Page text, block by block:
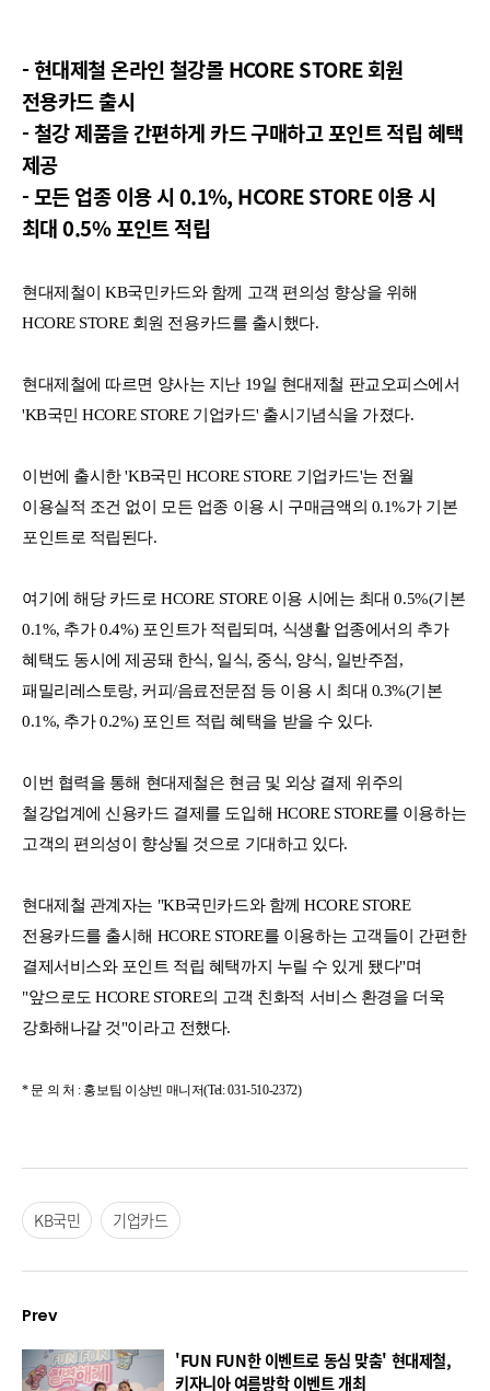
KB국민 기업카드
Prev
'FUN FUN한 이벤트로 동심 맞춤' 현대제철,
키자니아 여름방학 이벤트 개최
- 현대제철 온라인 철강몰 HCORE STORE 회원
전용카드 출시
- 철강 제품을 간편하게 카드 구매하고 포인트 적립 혜택
제공
- 모든 업종 이용 시 0.1%, HCORE STORE 이용 시
최대 0.5% 포인트 적립
현대제철이 KB국민카드와 함께 고객 편의성 향상을 위해
HCORE STORE 회원 전용카드를 출시했다.
현대제철에 따르면 양사는 지난 19일 현대제철 판교오피스에서
'KB국민 HCORE STORE 기업카드' 출시기념식을 가졌다.
이번에 출시한 'KB국민 HCORE STORE 기업카드'는 전월
이용실적 조건 없이 모든 업종 이용 시 구매금액의 0.1%가 기본
포인트로 적립된다.
여기에 해당 카드로 HCORE STORE 이용 시에는 최대 0.5%(기본
0.1%, 추가 0.4%) 포인트가 적립되며, 식생활 업종에서의 추가
혜택도 동시에 제공돼 한식, 일식, 중식, 양식, 일반주점,
패밀리레스토랑, 커피/음료전문점 등 이용 시 최대 0.3%(기본
0.1%, 추가 0.2%) 포인트 적립 혜택을 받을 수 있다.
이번 협력을 통해 현대제철은 현금 및 외상 결제 위주의
철강업계에 신용카드 결제를 도입해 HCORE STORE를 이용하는
고객의 편의성이 향상될 것으로 기대하고 있다.
현대제철 관계자는 "KB국민카드와 함께 HCORE STORE
전용카드를 출시해 HCORE STORE를 이용하는 고객들이 간편한
결제서비스와 포인트 적립 혜택까지 누릴 수 있게 됐다"며
"앞으로도 HCORE STORE의 고객 친화적 서비스 환경을 더욱
강화해나갈 것"이라고 전했다.
* 문 의 처 : 홍보팀 이상빈 매니저(Tel: 031-510-2372)